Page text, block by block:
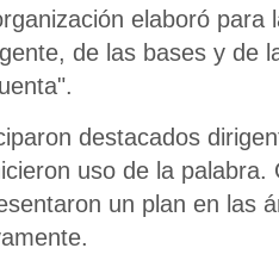
elaboró para
de las bases y de
destacados
uso de la palabra.
un plan en las